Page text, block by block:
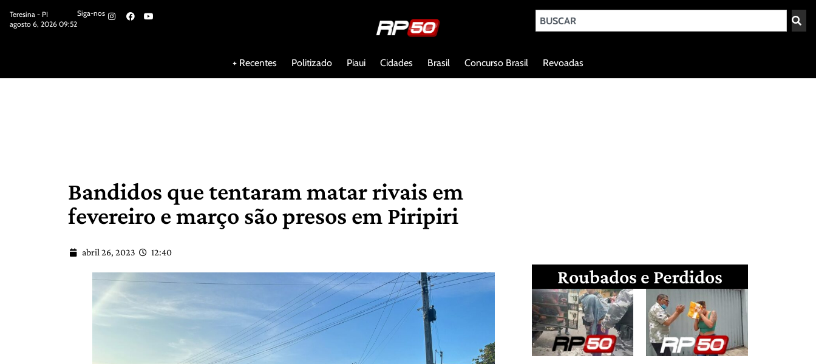
Teresina - PI
agosto 6, 2026 09:52
Siga-nos
+ Recentes Politizado Piaui Cidades Brasil Concurso Brasil Revoadas
Bandidos que tentaram matar rivais em
fevereiro e março são presos em Piripiri
abril 26, 2023 12:40
Roubados e Perdidos